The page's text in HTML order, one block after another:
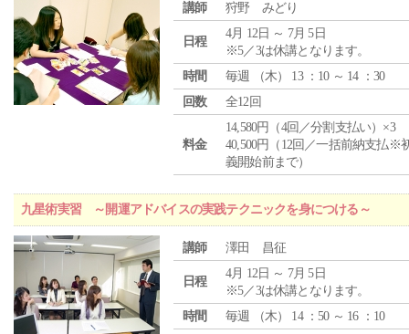
講師 狩野 みどり
日程
4月 12日 ～ 7月 5日
※5／3は休講となります。
時間
毎週 （木） 13 ：10 ～ 14 ：30
回数
全12回
料金
14,580円（4回／分割支払い）×3
40,500円（12回／一括前納支払※
義開始前まで）
九星術実習 ～開運アドバイスの実践テクニックを身につける～
講師 澤田 昌征
日程
4月 12日 ～ 7月 5日
※5／3は休講となります。
時間
毎週 （木） 14 ：50 ～ 16 ：10